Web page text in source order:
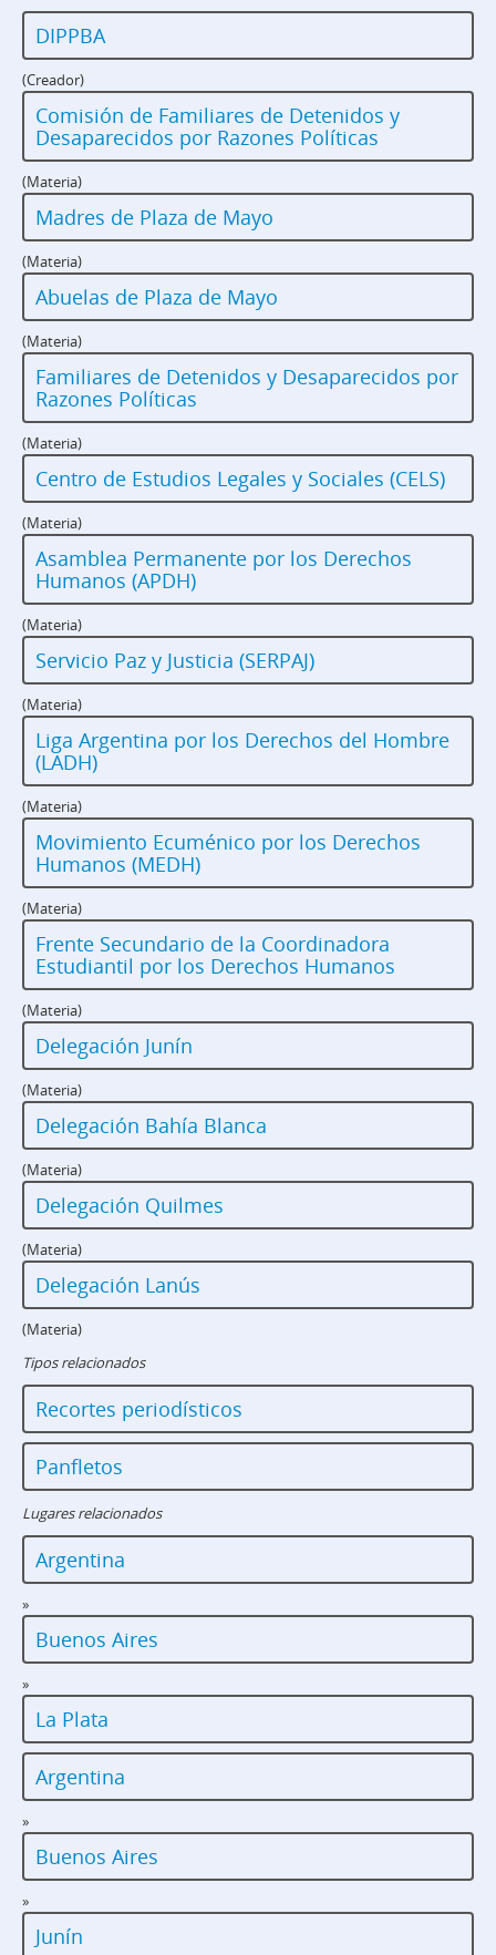
DIPPBA
(Creador)
Comisión de Familiares de Detenidos y
Desaparecidos por Razones Políticas
(Materia)
Madres de Plaza de Mayo
(Materia)
Abuelas de Plaza de Mayo
(Materia)
Familiares de Detenidos y Desaparecidos por
Razones Políticas
(Materia)
Centro de Estudios Legales y Sociales (CELS)
(Materia)
Asamblea Permanente por los Derechos
Humanos (APDH)
(Materia)
Servicio Paz y Justicia (SERPAJ)
(Materia)
Liga Argentina por los Derechos del Hombre
(LADH)
(Materia)
Movimiento Ecuménico por los Derechos
Humanos (MEDH)
(Materia)
Frente Secundario de la Coordinadora
Estudiantil por los Derechos Humanos
(Materia)
Delegación Junín
(Materia)
Delegación Bahía Blanca
(Materia)
Delegación Quilmes
(Materia)
Delegación Lanús
(Materia)
Tipos relacionados
Recortes periodísticos
Panfletos
Lugares relacionados
Argentina
»
Buenos Aires
»
La Plata
Argentina
»
Buenos Aires
»
Junín